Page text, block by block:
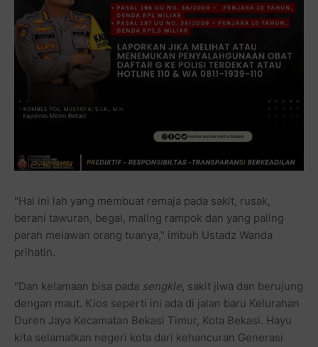
"Hal ini lah yang membuat remaja pada sakit, rusak,
berani tawuran, begal, maling rampok dan yang paling
parah melawan orang tuanya," imbuh Ustadz Wanda
prihatin.
"Dan kelamaan bisa pada sengkle, sakit jiwa dan berujung
dengan maut. Kios seperti ini ada di jalan baru Kelurahan
Duren Jaya Kecamatan Bekasi Timur, Kota Bekasi. Hayu
kita selamatkan negeri kota dari kehancuran Generasi